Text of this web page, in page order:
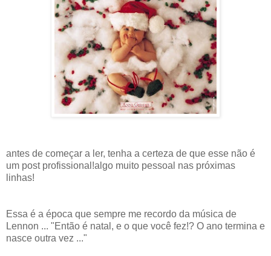
antes de começar a ler, tenha a certeza de que esse não é
um post profissional!algo muito pessoal nas próximas
linhas!
Essa é a época que sempre me recordo da música de
Lennon ... "Então é natal, e o que você fez!? O ano termina e
nasce outra vez ..."